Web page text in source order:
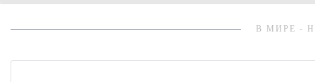
В МИРЕ -